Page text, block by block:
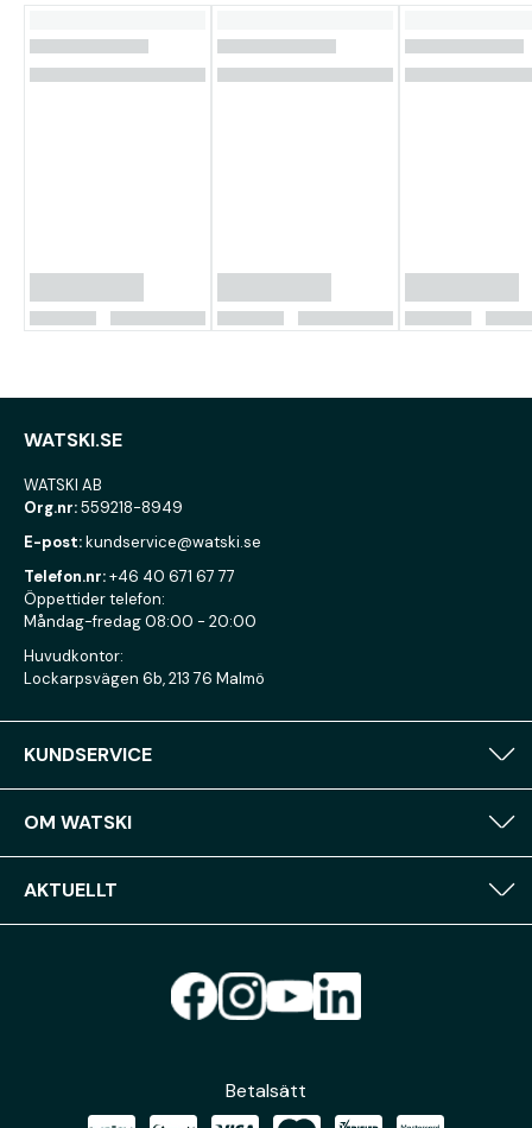
WATSKI.SE
WATSKI AB
Org.nr:559218-8949
E-post:kundservice@watski.se
Telefon.nr:+46 40 671 67 77
Öppettider telefon:
Måndag-fredag 08:00 - 20:00
Huvudkontor:
Lockarpsvägen 6b, 213 76 Malmö
KUNDSERVICE
OM WATSKI
AKTUELLT
Betalsätt